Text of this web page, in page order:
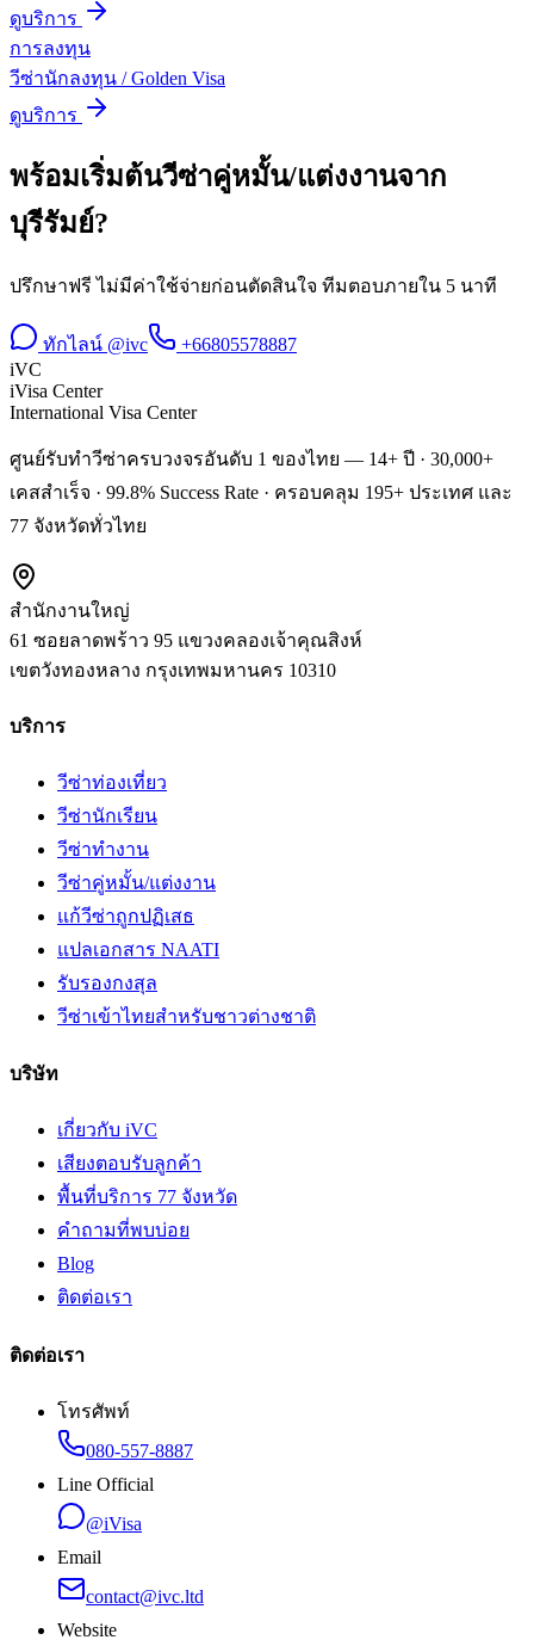
ดูบริการ
การลงทุน
วีซ่านักลงทุน / Golden Visa
ดูบริการ
พร้อมเริ่มต้นวีซ่าคู่หมั้น/แต่งงานจาก
บุรีรัมย์?
ปรึกษาฟรี ไม่มีค่าใช้จ่ายก่อนตัดสินใจ ทีมตอบภายใน 5 นาที
ทักไลน์ @ivc
+66805578887
iVC
iVisa Center
International Visa Center
ศูนย์รับทำวีซ่าครบวงจรอันดับ 1 ของไทย — 14+ ปี · 30,000+
เคสสำเร็จ · 99.8% Success Rate · ครอบคลุม 195+ ประเทศ และ
77 จังหวัดทั่วไทย
สำนักงานใหญ่
61 ซอยลาดพร้าว 95 แขวงคลองเจ้าคุณสิงห์
เขตวังทองหลาง กรุงเทพมหานคร 10310
บริการ
วีซ่าท่องเที่ยว
วีซ่านักเรียน
วีซ่าทำงาน
วีซ่าคู่หมั้น/แต่งงาน
แก้วีซ่าถูกปฏิเสธ
แปลเอกสาร NAATI
รับรองกงสุล
วีซ่าเข้าไทยสำหรับชาวต่างชาติ
บริษัท
เกี่ยวกับ iVC
เสียงตอบรับลูกค้า
พื้นที่บริการ 77 จังหวัด
คำถามที่พบบ่อย
Blog
ติดต่อเรา
ติดต่อเรา
โทรศัพท์
080-557-8887
Line Official
@iVisa
Email
contact@ivc.ltd
Website